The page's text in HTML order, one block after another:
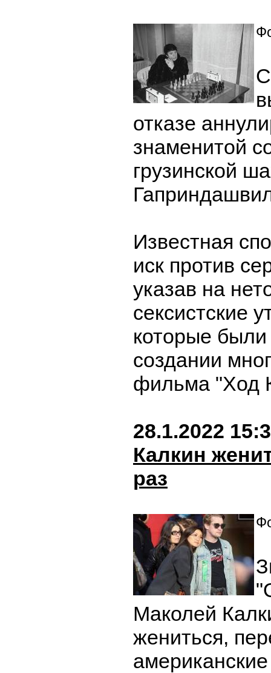
отказе
знаменитой
грузинской
Известная
иск против
указав на
сексистские
которые
создании
фильма "Ход
28.1.2022
Калкин
раз
Маколей
жениться,